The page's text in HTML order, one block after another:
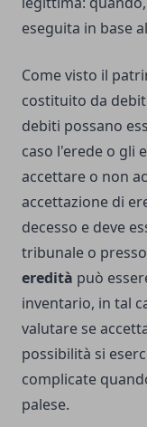
eseguita in base
Come visto il
costituito da
debiti possano
caso l'erede o gli
accettare o non
accettazione di
decesso e deve
tribunale o
eredità può
inventario, in tal
valutare se
possibilità si
complicate
palese.